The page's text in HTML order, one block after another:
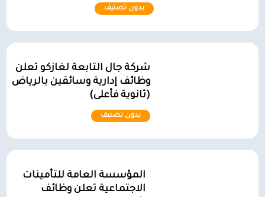
بدون تصنيف
شركة جال التابعة لغازكو تعلن
وظائف إدارية وسائقين بالرياض
(ثانوية فأعلى)
بدون تصنيف
المؤسسة العامة للتأمينات
الاجتماعية تعلن وظائف